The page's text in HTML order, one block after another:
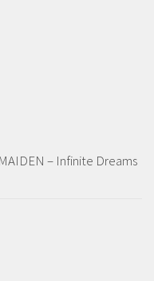
– Infinite Dreams